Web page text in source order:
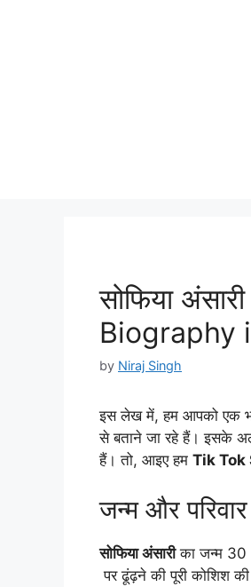
सोफिया
Biography
by Niraj Singh
इस लेख में, हम आपको एक
से बताने जा रहे हैं। इसके
हैं। तो, आइए हम Tik
जन्म और
सोफिया अंसारीका जन्म 30
पर ढूंढ़ने की पूरी कोशिश